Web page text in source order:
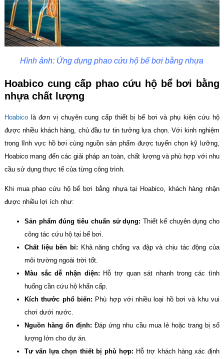
Hình ảnh: Ứng dụng phao cứu hộ bể bơi bằng nhựa
Hoabico cung cấp phao cứu hộ bể bơi bằng
nhựa chất lượng
Hoabicolà đơn vị chuyên cung cấp thiết bị bể bơi và phụ kiện cứu hộ
được nhiều khách hàng, chủ đầu tư tin tưởng lựa chọn. Với kinh nghiệm
trong lĩnh vực hồ bơi cùng nguồn sản phẩm được tuyển chọn kỹ lưỡng,
Hoabico mang đến các giải pháp an toàn, chất lượng và phù hợp với nhu
cầu sử dụng thực tế của từng công trình.
Khi mua phao cứu hộ bể bơi bằng nhựa tại Hoabico, khách hàng nhận
được nhiều lợi ích như:
Sản phẩm đúng tiêu chuẩn sử dụng: Thiết kế chuyên dụng cho
công tác cứu hộ tại bể bơi.
Chất liệu bền bỉ: Khả năng chống va đập và chịu tác động của
môi trường ngoài trời tốt.
Màu sắc dễ nhận diện: Hỗ trợ quan sát nhanh trong các tình
huống cần cứu hộ khẩn cấp.
Kích thước phổ biến: Phù hợp với nhiều loại hồ bơi và khu vui
chơi dưới nước.
Nguồn hàng ổn định: Đáp ứng nhu cầu mua lẻ hoặc trang bị số
lượng lớn cho dự án.
Tư vấn lựa chọn thiết bị phù hợp: Hỗ trợ khách hàng xác định